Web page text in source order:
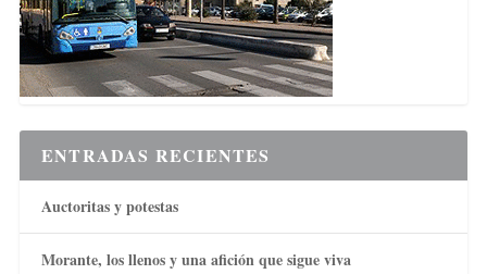
ENTRADAS RECIENTES
Auctoritas y potestas
Morante, los llenos y una afición que sigue viva